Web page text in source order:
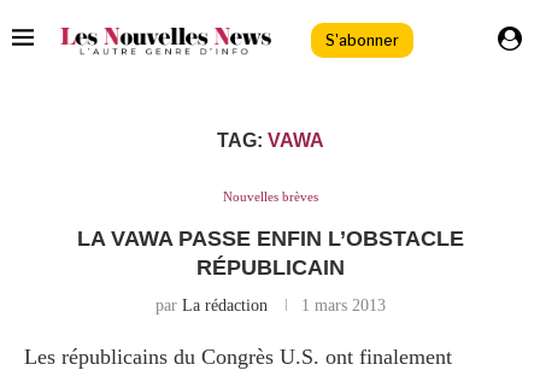
S'abonner
TAG: VAWA
Nouvelles brèves
LA VAWA PASSE ENFIN L’OBSTACLE
RÉPUBLICAIN
par La rédaction 1 mars 2013
Les républicains du Congrès U.S. ont finalement